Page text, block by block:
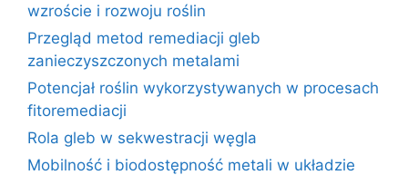
wzroście i rozwoju roślin
Przegląd metod remediacji gleb
zanieczyszczonych metalami
Potencjał roślin wykorzystywanych w procesach
fitoremediacji
Rola gleb w sekwestracji węgla
Mobilność i biodostępność metali w układzie